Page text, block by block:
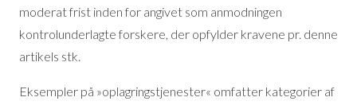
moderat frist inden for angivet som anmodningen
kontrolunderlagte forskere, der opfylder kravene pr. denne
artikels stk.
Eksempler på »oplagringstjenester« omfatter kategorier af